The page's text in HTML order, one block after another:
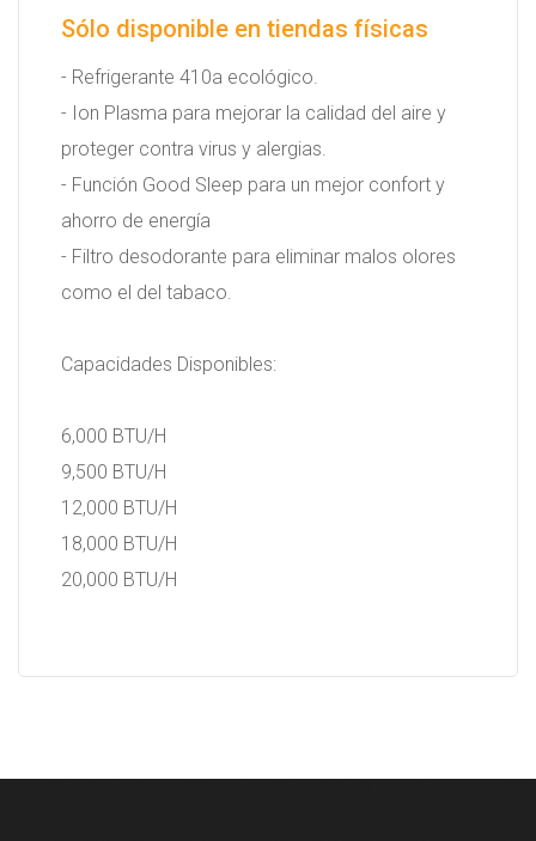
Sólo disponible en tiendas físicas
- Refrigerante 410a ecológico.
- Ion Plasma para mejorar la calidad del aire y
proteger contra virus y alergias.
- Función Good Sleep para un mejor confort y
ahorro de energía
- Filtro desodorante para eliminar malos olores
como el del tabaco.
Capacidades Disponibles:
6,000 BTU/H
9,500 BTU/H
12,000 BTU/H
18,000 BTU/H
20,000 BTU/H